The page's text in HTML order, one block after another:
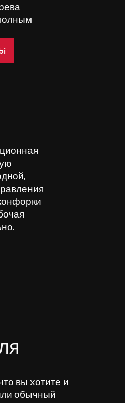
вы хотите и
обычный